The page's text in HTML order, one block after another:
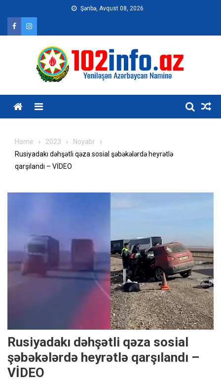
content
Şənbə, Avqust 08, 2026
Home 2023
Noyabr
Rusiyadakı dəhşətli qəza sosial şəbəkələrdə heyrətlə
qarşılandı – VİDEO
Rusiyadakı dəhşətli qəza sosial
şəbəkələrdə heyrətlə qarşılandı –
VİDEO